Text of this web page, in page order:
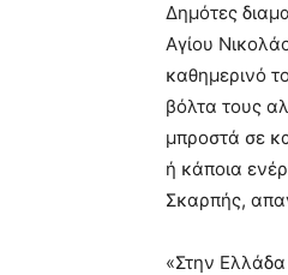
Δημότες
Αγίου
καθημερινό
βόλτα τους
μπροστά σε
ή κάποια
Σκαρπής,
«Στην